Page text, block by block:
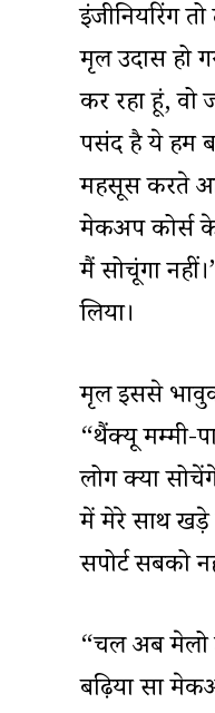
इंजीनियरिंग
मृदुल उदास हो
कर रहा हूं,
पसंद है ये हम
महसूस करते आ
मेकअप कोर्स
मैं सोचूंगा
लिया।
मृदुल इससे
“थैंक्यू मम्मी-
लोग क्या
में मेरे साथ खड़े
सपोर्ट सबको
“चल अब मेलो
बढ़िया सा